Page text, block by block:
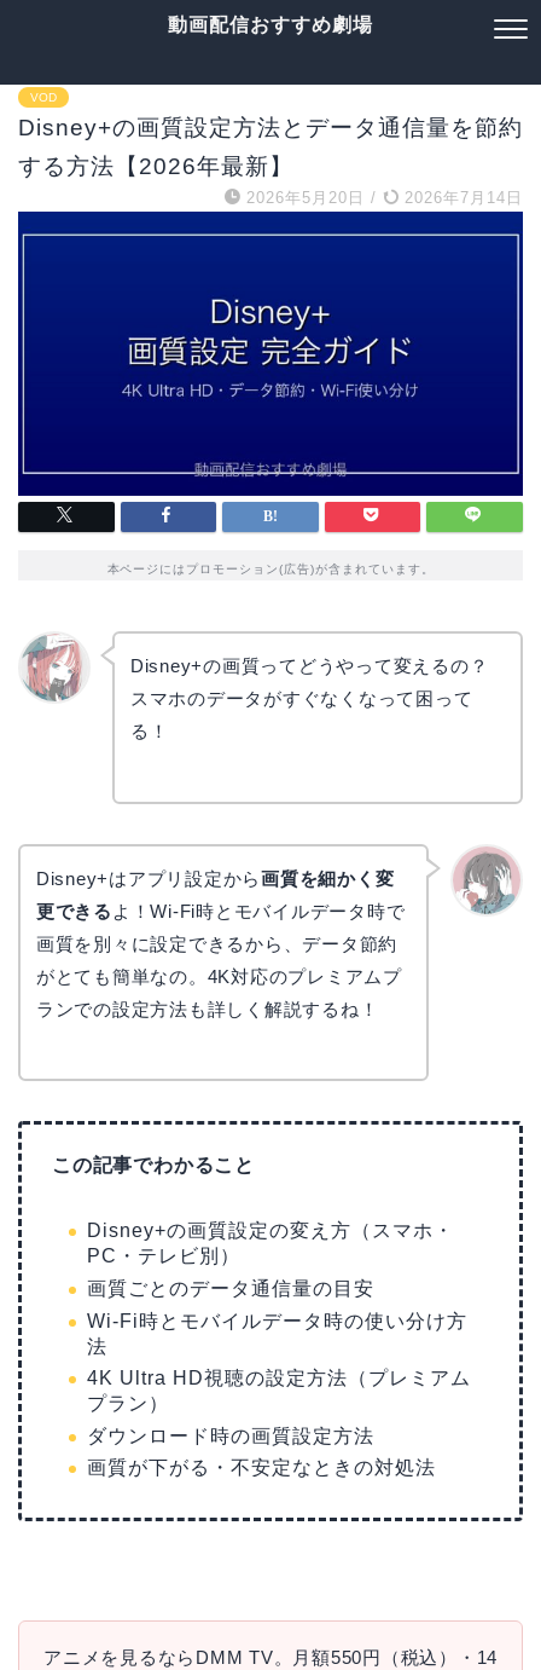
動画配信おすすめ劇場
VOD
Disney+の画質設定方法とデータ通信量を節約
する方法【2026年最新】
2026年5月20日 / 2026年7月14日
本ページにはプロモーション(広告)が含まれています。
Disney+の画質ってどうやって変えるの？
スマホのデータがすぐなくなって困って
る！
Disney+はアプリ設定から画質を細かく変
更できる よ！Wi-Fi時とモバイルデータ時で
画質を別々に設定できるから、データ節約
がとても簡単なの。4K対応のプレミアムプ
ランでの設定方法も詳しく解説するね！
この記事でわかること
Disney+の画質設定の変え方（スマホ・
PC・テレビ別）
画質ごとのデータ通信量の目安
Wi-Fi時とモバイルデータ時の使い分け方
法
4K Ultra HD視聴の設定方法（プレミアム
プラン）
ダウンロード時の画質設定方法
画質が下がる・不安定なときの対処法
アニメを見るならDMM TV。月額550円（税込）・14